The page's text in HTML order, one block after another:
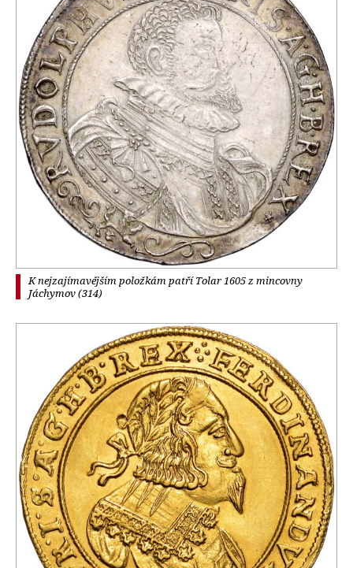
K nejzajímavějším položkám patří Tolar 1605 z mincovny
Jáchymov (314)